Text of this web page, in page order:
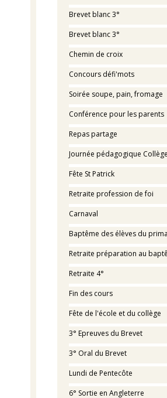
Brevet blanc 3°
Brevet blanc 3°
Chemin de croix
Concours défi'mots
Soirée soupe, pain, fromage
Conférence pour les parents
Repas partage
Journée pédagogique Collège
Fête St Patrick
Retraite profession de foi
Carnaval
Baptême des élèves du
Retraite préparation au
Retraite 4°
Fin des cours
Fête de l'école et du collège
3° Epreuves du Brevet
3° Oral du Brevet
Lundi de Pentecôte
6° Sortie en Angleterre